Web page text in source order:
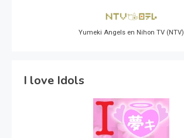
Yumeki Angels en Nihon TV (NTV)
I love Idols